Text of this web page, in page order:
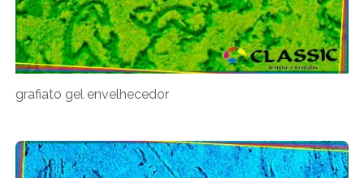
grafiato gel envelhecedor